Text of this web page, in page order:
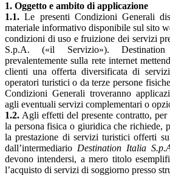
1. Oggetto e ambito di applicazione
1.1. Le presenti Condizioni Generali
materiale informativo disponibile sul sito
condizioni di uso e fruizione dei servizi
S.p.A. («il Servizio»).
prevalentemente sulla rete internet
clienti una offerta diversificata di
operatori turistici o da terze persone
Condizioni Generali troveranno
agli eventuali servizi complementari o
1.2. Agli effetti del presente contratto, per
la persona fisica o giuridica che richiede,
la prestazione di servizi turistici offerti
dall’intermediario Destination Italia
devono intendersi, a mero titolo
l’acquisto di servizi di soggiorno presso